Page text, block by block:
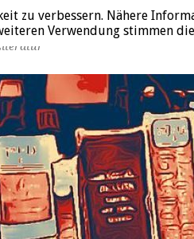
zu verbessern. Nähere
Verwendung stimmen